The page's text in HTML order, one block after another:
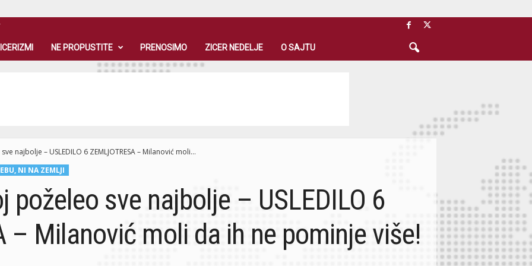
NE PROPUSTITE PRENOSIMO ZICER NEDELJE O SAJTU
najbolje – USLEDILO 6 ZEMLJOTRESA – Milanović moli...
NI NA ZEMLJI
poželeo sve najbolje – USLEDILO 6
– Milanović moli da ih ne pominje više!